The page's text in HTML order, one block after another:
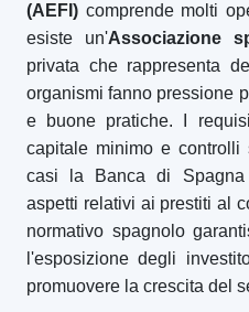
(AEFI) comprende molti
esiste un'Associazione
privata che rappresenta
organismi fanno pressione
e buone pratiche. I
capitale minimo e
casi la Banca di Spagna
aspetti relativi ai prestiti al
normativo spagnolo
l'esposizione degli
promuovere la crescita del